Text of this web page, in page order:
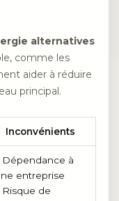
alternatives
comme les
aider à réduire
principal.
Inconvénients
Dépendance à
entreprise
Risque de